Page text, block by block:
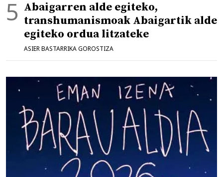
Abaigarren alde egiteko,
transhumanismoak Abaigartik alde
egiteko ordua litzateke
ASIER BASTARRIKA GOROSTIZA